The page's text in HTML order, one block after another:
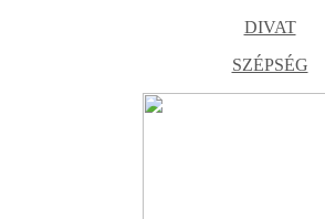
DIVAT
SZÉPSÉG